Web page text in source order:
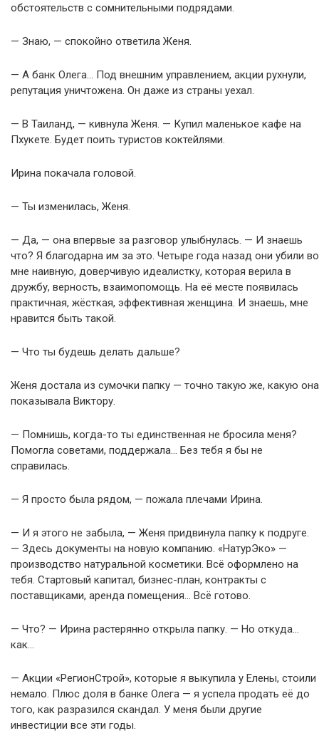
обстоятельств с сомнительными подрядами.
— Знаю, — спокойно ответила Женя.
— А банк Олега… Под внешним управлением, акции рухнули,
репутация уничтожена. Он даже из страны уехал.
— В Таиланд, — кивнула Женя. — Купил маленькое кафе на
Пхукете. Будет поить туристов коктейлями.
Ирина покачала головой.
— Ты изменилась, Женя.
— Да, — она впервые за разговор улыбнулась. — И знаешь
что? Я благодарна им за это. Четыре года назад они убили во
мне наивную, доверчивую идеалистку, которая верила в
дружбу, верность, взаимопомощь. На её месте появилась
практичная, жёсткая, эффективная женщина. И знаешь, мне
нравится быть такой.
— Что ты будешь делать дальше?
Женя достала из сумочки папку — точно такую же, какую она
показывала Виктору.
— Помнишь, когда-то ты единственная не бросила меня?
Помогла советами, поддержала… Без тебя я бы не
справилась.
— Я просто была рядом, — пожала плечами Ирина.
— И я этого не забыла, — Женя придвинула папку к подруге.
— Здесь документы на новую компанию. «НатурЭко» —
производство натуральной косметики. Всё оформлено на
тебя. Стартовый капитал, бизнес-план, контракты с
поставщиками, аренда помещения… Всё готово.
— Что? — Ирина растерянно открыла папку. — Но откуда…
как…
— Акции «РегионСтрой», которые я выкупила у Елены, стоили
немало. Плюс доля в банке Олега — я успела продать её до
того, как разразился скандал. У меня были другие
инвестиции все эти годы.